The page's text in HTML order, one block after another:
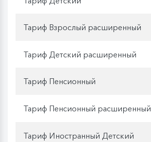
Тариф Взрослый расширенный
Тариф Детский расширенный
Тариф Пенсионный
Тариф Пенсионный расширенный
Тариф Иностранный Детский